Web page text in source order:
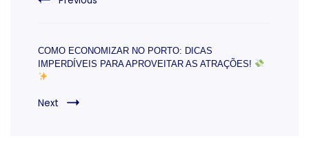
COMO ECONOMIZAR NO PORTO: DICAS
IMPERDÍVEIS PARA APROVEITAR AS ATRAÇÕES!
Next